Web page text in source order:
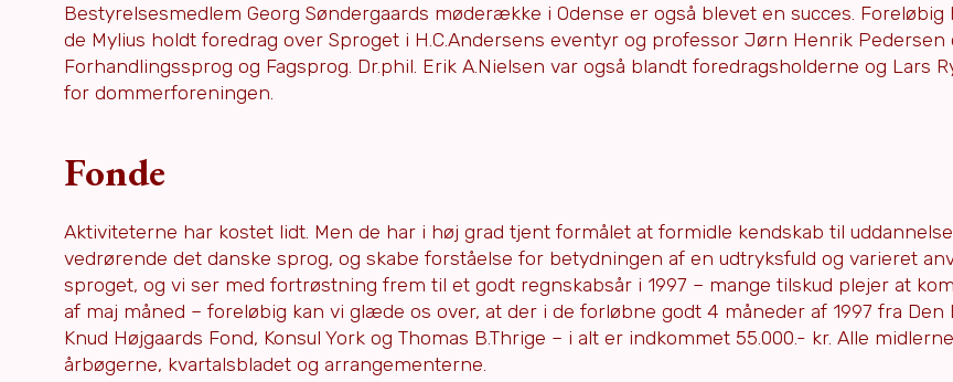
Bestyrelsesmedlem Georg Søndergaards møderække i Odense er også blevet en succes.
de Mylius holdt foredrag over Sproget i H.C.Andersens eventyr og professor Jørn Henrik Pedersen
Forhandlingssprog og Fagsprog. Dr.phil. Erik A.Nielsen var også blandt foredragsholderne og Lars
for dommerforeningen.
Fonde
Aktiviteterne har kostet lidt. Men de har i høj grad tjent formålet at formidle kendskab til
vedrørende det danske sprog, og skabe forståelse for betydningen af en udtryksfuld og varieret
sproget, og vi ser med fortrøstning frem til et godt regnskabsår i 1997 – mange tilskud plejer at
af maj måned – foreløbig kan vi glæde os over, at der i de forløbne godt 4 måneder af 1997 fra Den
Knud Højgaards Fond, Konsul York og Thomas B.Thrige – i alt er indkommet 55.000.- kr. Alle
årbøgerne, kvartalsbladet og arrangementerne.